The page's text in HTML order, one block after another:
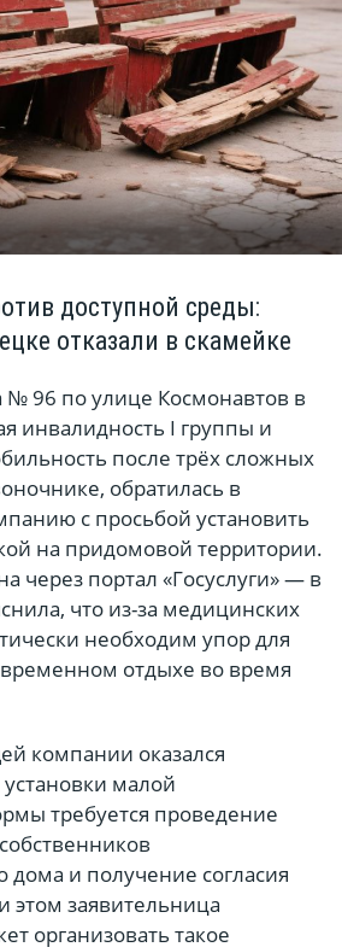
доступной среды:
отказали в скамейке
96 по улице Космонавтов в
инвалидность I группы и
после трёх сложных
обратилась в
с просьбой установить
на придомовой территории.
через портал «Госуслуги» — в
что из-за медицинских
необходим упор для
отдыхе во время
компании оказался
малой
требуется проведение
дома и получение согласия
этом заявительница
организовать такое